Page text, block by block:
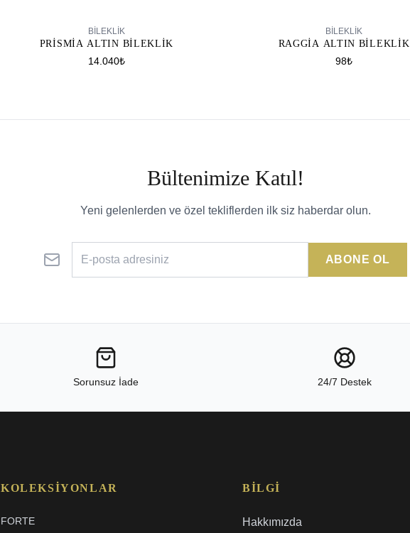
BILEKLIK
PRISMIA ALTIN BILEKLIK
14.040₺
BILEKLIK
RAGGIA ALTIN BILEKLIK
98₺
Bültenimize Katıl!
Yeni gelenlerden ve özel tekliflerden ilk siz haberdar olun.
ABONE OL
Sorunsuz İade 24/7 Destek
KOLEKSIYONLAR
FORTE
BILGI
Hakkımızda